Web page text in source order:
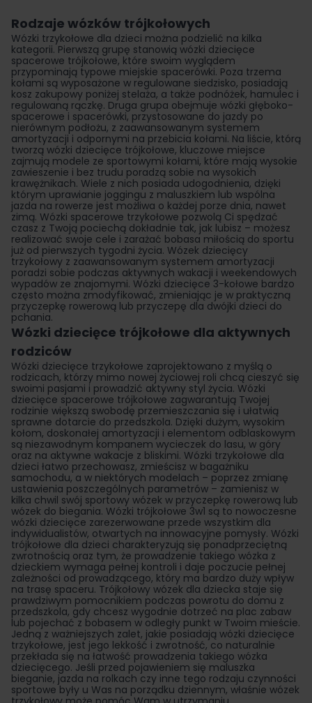
Rodzaje wózków trójkołowych
Wózki trzykołowe dla dzieci można podzielić na kilka
kategorii. Pierwszą grupę stanowią wózki dziecięce
spacerowe trójkołowe, które swoim wyglądem
przypominają typowe miejskie spacerówki. Poza trzema
kołami są wyposażone w regulowane siedzisko, posiadają
kosz zakupowy poniżej stelaża, a także podnóżek, hamulec i
regulowaną rączkę. Druga grupa obejmuje wózki głęboko-
spacerowe i spacerówki, przystosowane do jazdy po
nierównym podłożu, z zaawansowanym systemem
amortyzacji i odpornymi na przebicia kołami. Na liście, którą
tworzą wózki dziecięce trójkołowe, kluczowe miejsce
zajmują modele ze sportowymi kołami, które mają wysokie
zawieszenie i bez trudu poradzą sobie na wysokich
krawężnikach. Wiele z nich posiada udogodnienia, dzięki
którym uprawianie joggingu z maluszkiem lub wspólna
jazda na rowerze jest możliwa o każdej porze dnia, nawet
zimą. Wózki spacerowe trzykołowe pozwolą Ci spędzać
czasz z Twoją pociechą dokładnie tak, jak lubisz – możesz
realizować swoje cele i zarażać bobasa miłością do sportu
już od pierwszych tygodni życia. Wózek dziecięcy
trzykołowy z zaawansowanym systemem amortyzacji
poradzi sobie podczas aktywnych wakacji i weekendowych
wypadów ze znajomymi. Wózki dziecięce 3-kołowe bardzo
często można zmodyfikować, zmieniając je w praktyczną
przyczepkę rowerową lub przyczepę dla dwójki dzieci do
pchania.
Wózki dziecięce trójkołowe dla aktywnych
rodziców
Wózki dziecięce trzykołowe zaprojektowano z myślą o
rodzicach, którzy mimo nowej życiowej roli chcą cieszyć się
swoimi pasjami i prowadzić aktywny styl życia. Wózki
dziecięce spacerowe trójkołowe zagwarantują Twojej
rodzinie większą swobodę przemieszczania się i ułatwią
sprawne dotarcie do przedszkola. Dzięki dużym, wysokim
kołom, doskonałej amortyzacji i elementom odblaskowym
są niezawodnym kompanem wycieczek do lasu, w góry
oraz na aktywne wakacje z bliskimi. Wózki trzykołowe dla
dzieci łatwo przechowasz, zmieścisz w bagażniku
samochodu, a w niektórych modelach – poprzez zmianę
ustawienia poszczególnych parametrów – zamienisz w
kilka chwil swój sportowy wózek w przyczepkę rowerową lub
wózek do biegania. Wózki trójkołowe 3w1 są to nowoczesne
wózki dziecięce zarezerwowane przede wszystkim dla
indywidualistów, otwartych na innowacyjne pomysły. Wózki
trójkołowe dla dzieci charakteryzują się ponadprzeciętną
zwrotnością oraz tym, że prowadzenie takiego wózka z
dzieckiem wymaga pełnej kontroli i daje poczucie pełnej
zależności od prowadzącego, który ma bardzo duży wpływ
na trasę spaceru. Trójkołowy wózek dla dziecka staje się
prawdziwym pomocnikiem podczas powrotu do domu z
przedszkola, gdy chcesz wygodnie dotrzeć na plac zabaw
lub pojechać z bobasem w odległy punkt w Twoim mieście.
Jedną z ważniejszych zalet, jakie posiadają wózki dziecięce
trzykołowe, jest jego lekkość i zwrotność, co naturalnie
przekłada się na łatwość prowadzenia takiego wózka
dziecięcego. Jeśli przed pojawieniem się maluszka
bieganie, jazda na rolkach czy inne tego rodzaju czynności
sportowe były u Was na porządku dziennym, właśnie wózek